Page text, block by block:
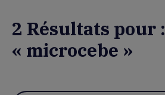
2 Résultats pour :
« microcebe »